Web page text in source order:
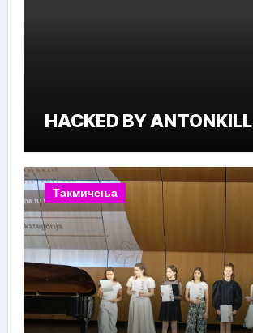
HACKED BY ANTONKILL
Такмичења